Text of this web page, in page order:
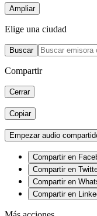
Ampliar
Elige una ciudad
Buscar
Compartir
Cerrar
Copiar
Empezar audio
Compartir en
Compartir en
Compartir en
Compartir en